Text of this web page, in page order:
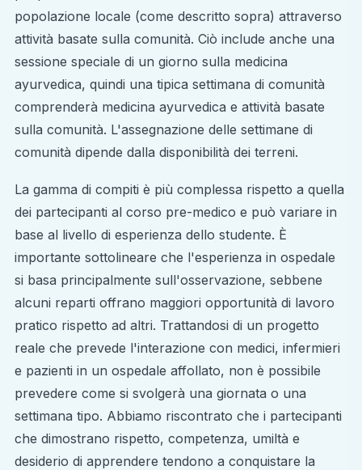
popolazione locale (come descritto sopra) attraverso
attività basate sulla comunità. Ciò include anche una
sessione speciale di un giorno sulla medicina
ayurvedica, quindi una tipica settimana di comunità
comprenderà medicina ayurvedica e attività basate
sulla comunità. L'assegnazione delle settimane di
comunità dipende dalla disponibilità dei terreni.
La gamma di compiti è più complessa rispetto a quella
dei partecipanti al corso pre-medico e può variare in
base al livello di esperienza dello studente. È
importante sottolineare che l'esperienza in ospedale
si basa principalmente sull'osservazione, sebbene
alcuni reparti offrano maggiori opportunità di lavoro
pratico rispetto ad altri. Trattandosi di un progetto
reale che prevede l'interazione con medici, infermieri
e pazienti in un ospedale affollato, non è possibile
prevedere come si svolgerà una giornata o una
settimana tipo. Abbiamo riscontrato che i partecipanti
che dimostrano rispetto, competenza, umiltà e
desiderio di apprendere tendono a conquistare la